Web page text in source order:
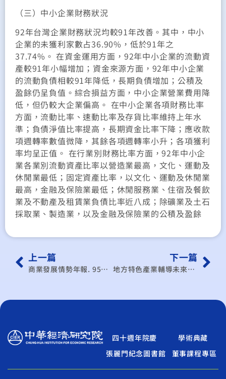
（三）中小企業財務狀況
92年台灣企業財務狀況均較91年改善。其中，中小
企業的未獲利家數占36.90%，低於91年之
37.74%。 在資金運用方面，92年中小企業的流動資
產較91年小幅增加；資金來源方面，92年中小企業
的流動負債相較91年降低，長期負債增加；公積及
盈餘仍呈負值。綜合損益方面，中小企業營業費用降
低，但仍較大企業偏高。 在中小企業各項財務比率
方面，流動比率、速動比率及存貨比率維持上年水
準；負債淨值比率提高，長期資金比率下降；應收款
項週轉率數值微降，其餘各項週轉率小升；各項獲利
率均呈正值。 在行業別財務比率方面，92年中小企
業各業別流動資產比率以營造業最高，文化、運動及
休閒業最低；固定資產比率，以文化、運動及休閒業
最高，金融及保險業最低；休閒服務業、住宿及餐飲
業及不動產及租賃業負債比率近八成；除礦業及土石
採取業、製造業，以及金融及保險業的公積及盈餘
上一篇
商業發展情勢年報. 95年度
下一篇
地方特色產業輔導未來發展方向
四十週年院慶
學術典藏
張麗門紀念圖書館
董事課程專區